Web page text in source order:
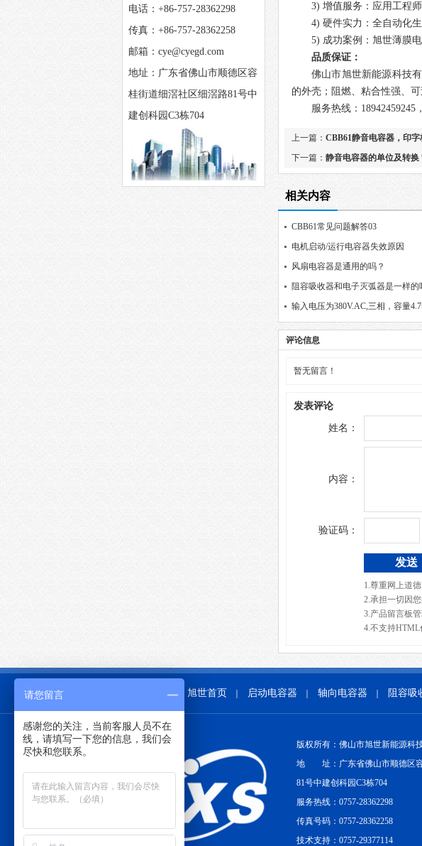
电话：+86-757-28362298
传真：+86-757-28362258
邮箱：cye@cyegd.com
地址：广东省佛山市顺德区容
桂街道细滘社区细滘路81号中
建创科园C3栋704
3) 增值服务：应用工程
4) 硬件实力：全自动化
5) 成功案例：旭世薄膜
品质保证：
佛山市旭世新能源科技
的外壳；阻燃、粘合性强、可
服务热线： 18942459245 ，
上一篇： CBB61静音电容器，印
下一篇： 静音电容器的单位及转换
相关内容
CBB61常见问题解答03
电机启动/运行电容器失效原因
风扇电容器是通用的吗？
阻容吸收器和电子灭弧器是一样的
输入电压为380V.AC,三相，容量
评论信息
暂无留言！
发表评论
姓名：
内容：
验证码：
1.尊重网上道
2.承担一切因
3.产品留言板
4.不支持HTML
旭世首页 启动电容器 轴向电容器 阻容吸
版权所有：佛山市旭世新能源科
地 址：广东省佛山市顺德区容
81号中建创科园C3栋704
服务热线：0757-28362298
传真号码：0757-28362258
技术支持：0757-29377114
请您留言
感谢您的关注，当前客服人员不在
线，请填写一下您的信息，我们会
尽快和您联系。